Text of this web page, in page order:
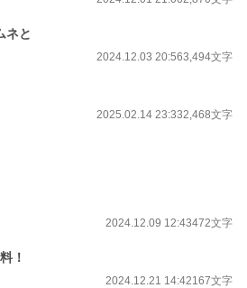
ネと
2024.12.03 20:563,494文字
2025.02.14 23:332,468文字
2024.12.09 12:43472文字
！
2024.12.21 14:42167文字